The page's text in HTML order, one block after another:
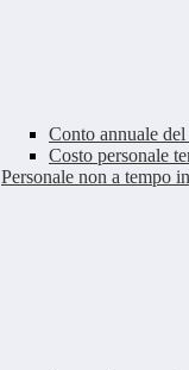
Conto annuale del
Costo personale
Personale non a tempo